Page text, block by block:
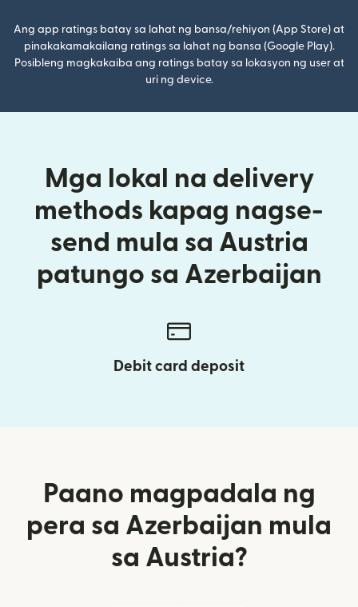
Ang app ratings batay sa lahat ng bansa/rehiyon (App Store) at
pinakakamakailang ratings sa lahat ng bansa (Google Play).
Posibleng magkakaiba ang ratings batay sa lokasyon ng user at
uri ng device.
Mga lokal na delivery
methods kapag nagse-
send mula sa Austria
patungo sa Azerbaijan
Debit card deposit
Paano magpadala ng
pera sa Azerbaijan mula
sa Austria?